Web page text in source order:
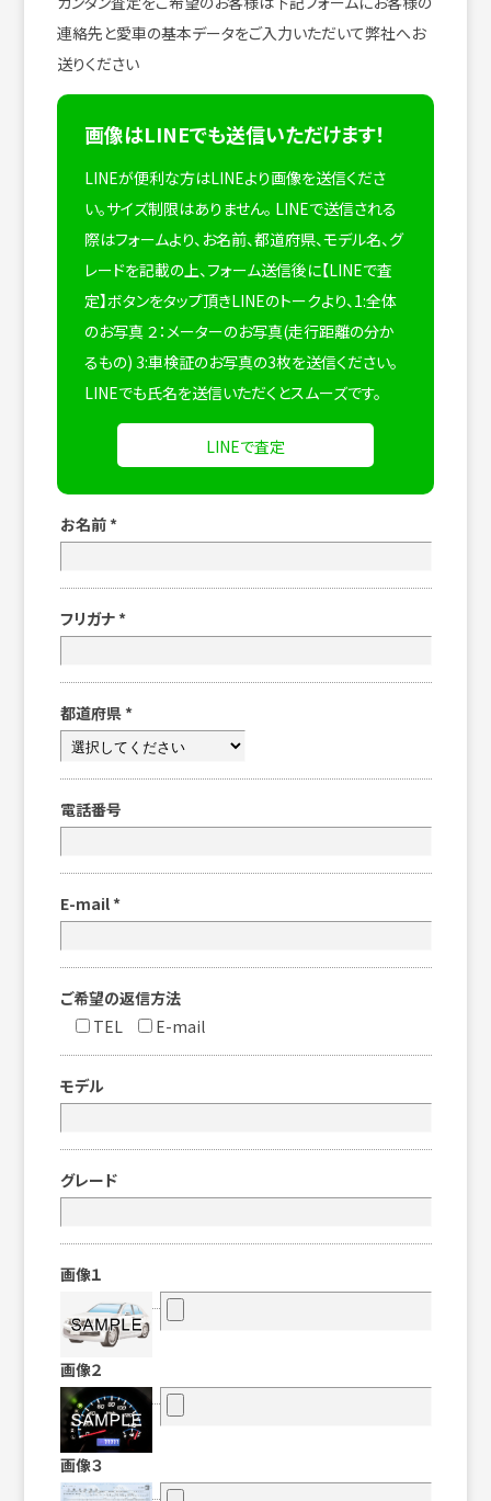
連絡先と愛車の基本データをご入力いただいて弊社へお
送りください
画像はLINEでも送信いただけます！
LINEが便利な方はLINEより画像を送信くださ
い。サイズ制限はありません。 LINEで送信される
際はフォームより、お名前、都道府県、モデル名、グ
レードを記載の上、フォーム送信後に【LINEで査
定】ボタンをタップ頂きLINEのトークより、1:全体
のお写真 ２：メーターのお写真(走行距離の分か
るもの) 3:車検証のお写真の3枚を送信ください。
LINEでも氏名を送信いただくとスムーズです。
LINEで査定
お名前 *
フリガナ *
都道府県 *
電話番号
E-mail *
ご希望の返信方法
TEL
E-mail
モデル
グレード
画像１
画像２
画像３